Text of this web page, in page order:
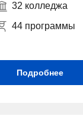
32 колледжа
44 программы
Подробнее